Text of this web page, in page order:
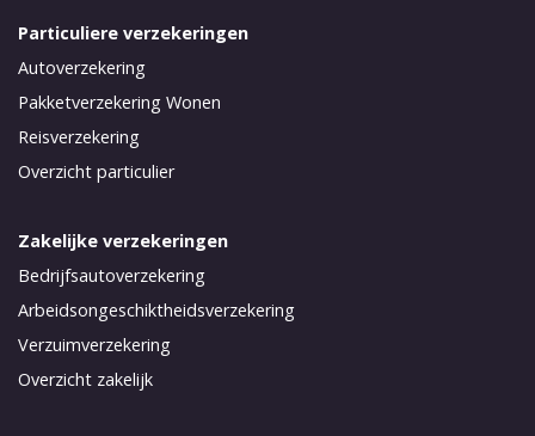
Particuliere verzekeringen
Autoverzekering
Pakketverzekering Wonen
Reisverzekering
Overzicht particulier
Zakelijke verzekeringen
Bedrijfsautoverzekering
Arbeidsongeschiktheidsverzekering
Verzuimverzekering
Overzicht zakelijk